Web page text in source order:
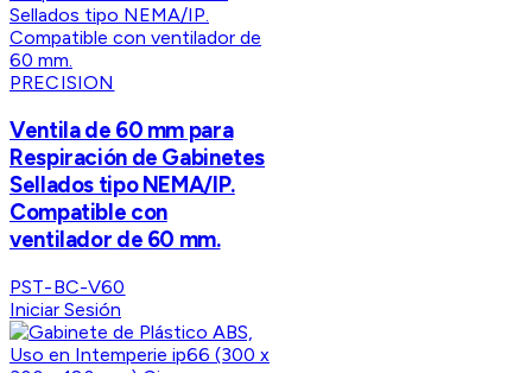
PRECISION
Ventila de 60 mm para
Respiración de Gabinetes
Sellados tipo NEMA/IP.
Compatible con
ventilador de 60 mm.
PST-BC-V60
Iniciar Sesión